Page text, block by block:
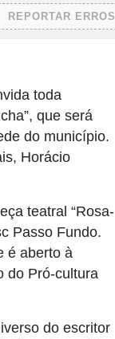
REPORTAR ERROS
toda
que será
do município.
Horácio
teatral “Rosa-
Passo Fundo.
é aberto à
do Pró-cultura
do escritor